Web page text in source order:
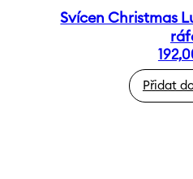
Svícen Christmas
Přidat